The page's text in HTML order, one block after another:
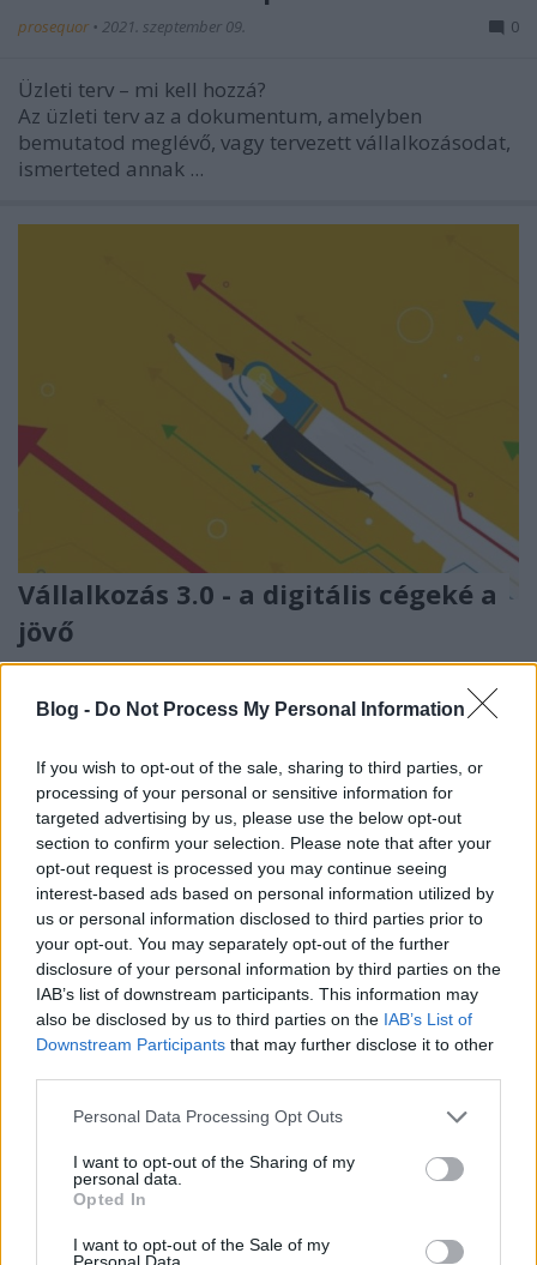
Blog - Do Not Process My Personal Information
If you wish to opt-out of the sale, sharing to third parties, or
processing of your personal or sensitive information for
targeted advertising by us, please use the below opt-out
section to confirm your selection. Please note that after your
opt-out request is processed you may continue seeing
interest-based ads based on personal information utilized by
us or personal information disclosed to third parties prior to
your opt-out. You may separately opt-out of the further
disclosure of your personal information by third parties on the
IAB’s list of downstream participants. This information may
also be disclosed by us to third parties on the IAB’s List of
Downstream Participants that may further disclose it to other
Please note that this website/app uses one or more Google
not limited to your visit or usage behaviour. You may click to
grant or deny consent to Google and its third-party tags to
use your data for below specified purposes in below Google
consent section.
Personal Data Processing Opt Outs
I want to opt-out of the Sharing of my
personal data.
Opted In
I want to opt-out of the Sale of my
Personal Data.
prosequor • 2021. szeptember 09. 0
Üzleti terv – mi kell hozzá?
Az üzleti terv az a dokumentum, amelyben
bemutatod meglévő, vagy tervezett vállalkozásodat,
ismerteted annak ...
Vállalkozás 3.0 - a digitális cégeké a
jövő
prosequor•2021. január 30. 0
A vállalkozások digitalizálásáról egyre több szó esik.
A járványhelyzet egyértelműen felgyorsította az
átalakulás folyamatát. De mit ...
Vállalkozás okosan 2021-ben is